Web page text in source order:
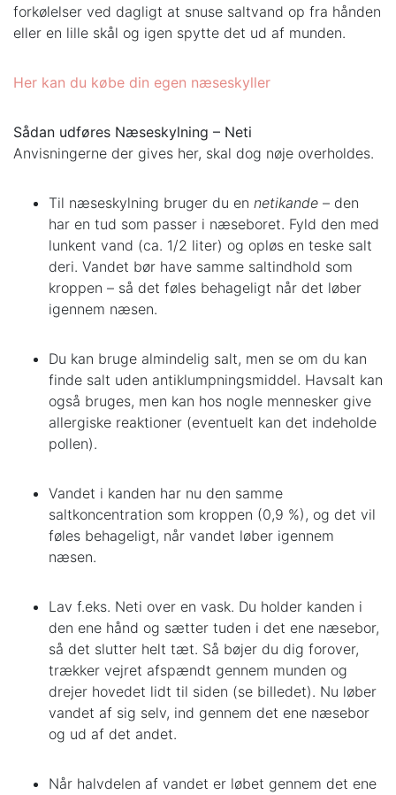
forkølelser ved dagligt at snuse saltvand op fra hånden
eller en lille skål og igen spytte det ud af munden.
Her kan du købe din egen næseskyller
Sådan udføres Næseskylning – Neti
Anvisningerne der gives her, skal dog nøje overholdes.
Til næseskylning bruger du en netikande – den
har en tud som passer i næseboret. Fyld den med
lunkent vand (ca. 1/2 liter) og opløs en teske salt
deri. Vandet bør have samme saltindhold som
kroppen – så det føles behageligt når det løber
igennem næsen.
Du kan bruge almindelig salt, men se om du kan
finde salt uden antiklumpningsmiddel. Havsalt kan
også bruges, men kan hos nogle mennesker give
allergiske reaktioner (eventuelt kan det indeholde
pollen).
Vandet i kanden har nu den samme
saltkoncentration som kroppen (0,9 %), og det vil
føles behageligt, når vandet løber igennem
næsen.
Lav f.eks. Neti over en vask. Du holder kanden i
den ene hånd og sætter tuden i det ene næsebor,
så det slutter helt tæt. Så bøjer du dig forover,
trækker vejret afspændt gennem munden og
drejer hovedet lidt til siden (se billedet). Nu løber
vandet af sig selv, ind gennem det ene næsebor
og ud af det andet.
Når halvdelen af vandet er løbet gennem det ene